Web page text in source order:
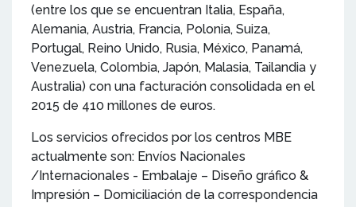
(entre los que se encuentran Italia, España,
Alemania, Austria, Francia, Polonia, Suiza,
Portugal, Reino Unido, Rusia, México, Panamá,
Venezuela, Colombia, Japón, Malasia, Tailandia y
Australia) con una facturación consolidada en el
2015 de 410 millones de euros.
Los servicios ofrecidos por los centros MBE
actualmente son: Envíos Nacionales
/Internacionales - Embalaje – Diseño gráfico &
Impresión – Domiciliación de la correspondencia